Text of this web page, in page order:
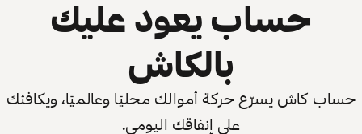
حساب يعود عليك
بالكاش
حساب كاش يسرّع حركة أموالك محليًا وعالميًا، ويكافئك
على إنفاقك اليومي.